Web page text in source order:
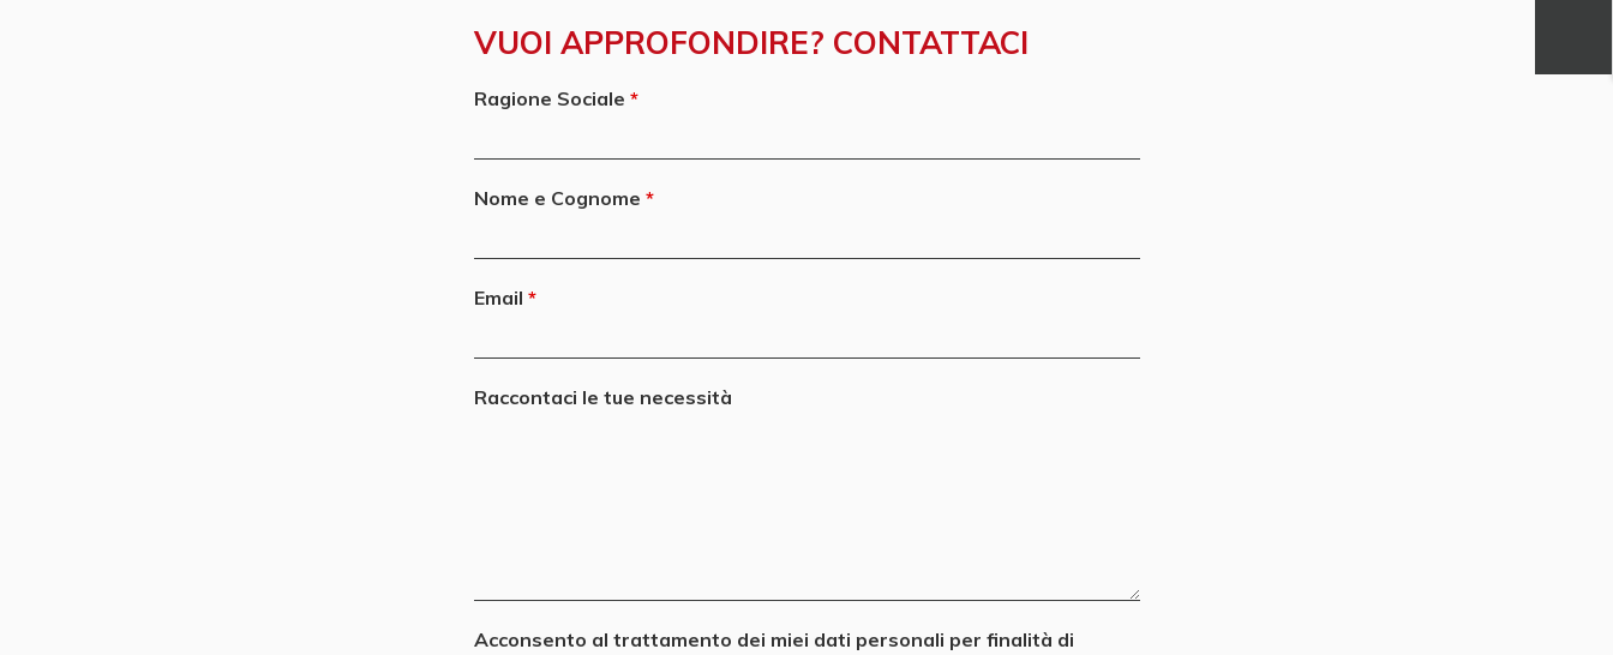
VUOI APPROFONDIRE? CONTATTACI
Ragione Sociale
Nome e Cognome
Email
Raccontaci le tue necessità
Acconsento al trattamento dei miei dati personali per finalità di